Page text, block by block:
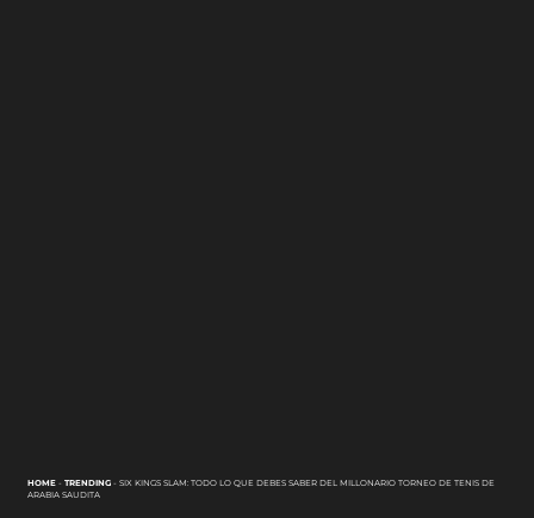
HOME- TRENDING- SIX KINGS SLAM: TODO LO QUE DEBES SABER DEL MILLONARIO TORNEO DE TENIS DE
ARABIA SAUDITA